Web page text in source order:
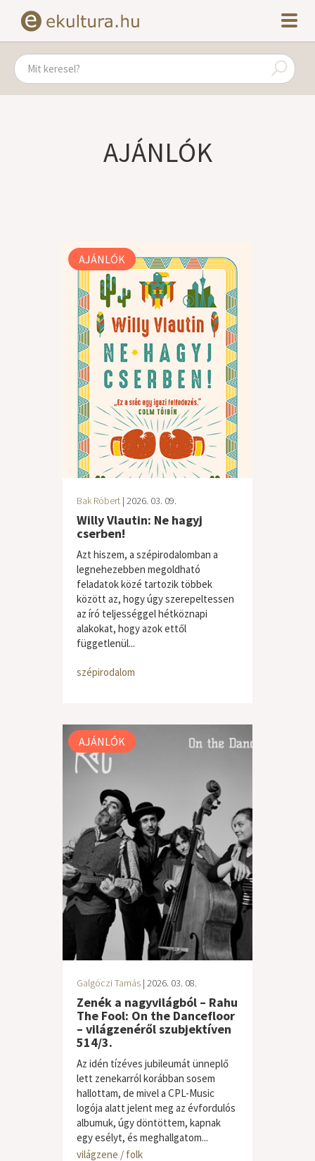
AJÁNLÓK
AJÁNLÓK
Bak Róbert | 2026. 03. 09.
Willy Vlautin: Ne hagyj
cserben!
Azt hiszem, a szépirodalomban a
legnehezebben megoldható
feladatok közé tartozik többek
között az, hogy úgy szerepeltessen
az író teljességgel hétköznapi
alakokat, hogy azok ettől
függetlenül...
szépirodalom
AJÁNLÓK
Galgóczi Tamás | 2026. 03. 08.
Zenék a nagyvilágból – Rahu
The Fool: On the Dancefloor
– világzenéről szubjektíven
514/3.
Az idén tízéves jubileumát ünneplő
lett zenekarról korábban sosem
hallottam, de mivel a CPL-Music
logója alatt jelent meg az évfordulós
albumuk, úgy döntöttem, kapnak
egy esélyt, és meghallgatom...
világzene / folk